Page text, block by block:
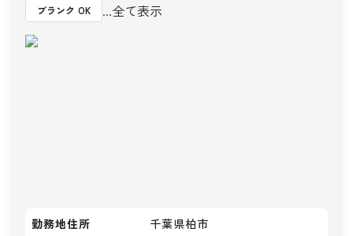
ブランク OK
...全て表示
勤務地住所
千葉県柏市